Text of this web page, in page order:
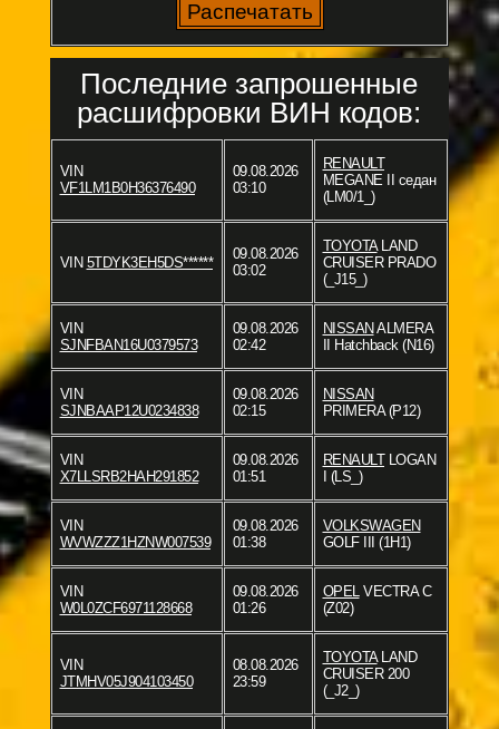
Последние запрошенные
расшифровки ВИН кодов:
VIN
VF1LM1B0H36376490
09.08.2026
03:10
RENAULT
MEGANE II седан
(LM0/1_)
VIN 5TDYK3EH5DS******
09.08.2026
03:02
TOYOTALAND
CRUISER PRADO
(_J15_)
VIN
SJNFBAN16U0379573
09.08.2026
02:42
NISSANALMERA
II Hatchback (N16)
VIN
SJNBAAP12U0234838
09.08.2026
02:15
NISSAN
PRIMERA (P12)
VIN
X7LLSRB2HAH291852
09.08.2026
01:51
RENAULTLOGAN
I (LS_)
VIN
WVWZZZ1HZNW007539
09.08.2026
01:38
VOLKSWAGEN
GOLF III (1H1)
VIN
W0L0ZCF6971128668
09.08.2026
01:26
OPEL VECTRA C
(Z02)
VIN
JTMHV05J904103450
08.08.2026
23:59
TOYOTALAND
CRUISER 200
(_J2_)